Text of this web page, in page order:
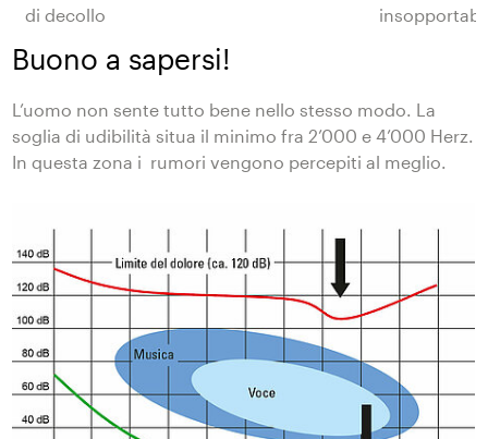
di decollo
Buono a sapersi!
L’uomo non sente tutto bene nello stesso modo. La
soglia di udibilità situa il minimo fra 2’000 e 4’000 Herz.
In questa zona i rumori vengono percepiti al meglio.